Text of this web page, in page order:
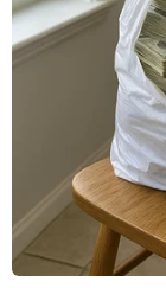
Đề nghị
tại Dự án
quan
động
Đơn vị cung
đúng với hồ
rõ nhãn mác,